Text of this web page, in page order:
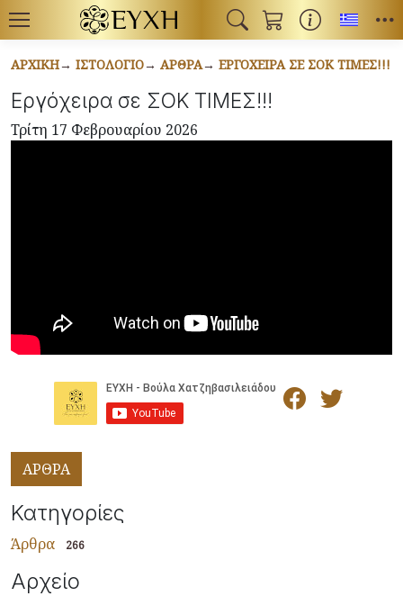
ΑΡΧΙΚΉ ΙΣΤΟΛΌΓΙΟ ΆΡΘΡΑ ΕΡΓΌΧΕΙΡΑ ΣΕ ΣΟΚ ΤΙΜΕΣ!!!
Εργόχειρα σε ΣΟΚ ΤΙΜΕΣ!!!
Τρίτη 17 Φεβρουαρίου 2026
ΑΡΘΡΑ
Κατηγορίες
Άρθρα 266
Αρχείο